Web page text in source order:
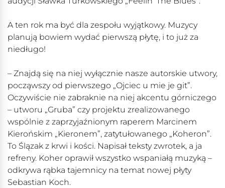
A ten rok ma być dla zespołu wyjątkowy. Muzycy
planują bowiem wydać pierwszą płytę, i to już za
niedługo!
– Znajdą się na niej wyłącznie nasze autorskie utwory,
począwszy od pierwszego „Ojciec u mie je git”.
Oczywiście nie zabraknie na niej akcentu górniczego
– utworu „Gruba” czy projektu zrealizowanego
wspólnie z zaprzyjaźnionym raperem Marcinem
Kierońskim „Kieronem”, zatytułowanego „Koheron”.
To Ślązak z krwi i kości. Napisał teksty zwrotek, a ja
refreny. Koher oprawił wszystko wspaniałą muzyką –
odkrywa rąbka tajemnicy na temat nowej płyty
Sebastian Koch.